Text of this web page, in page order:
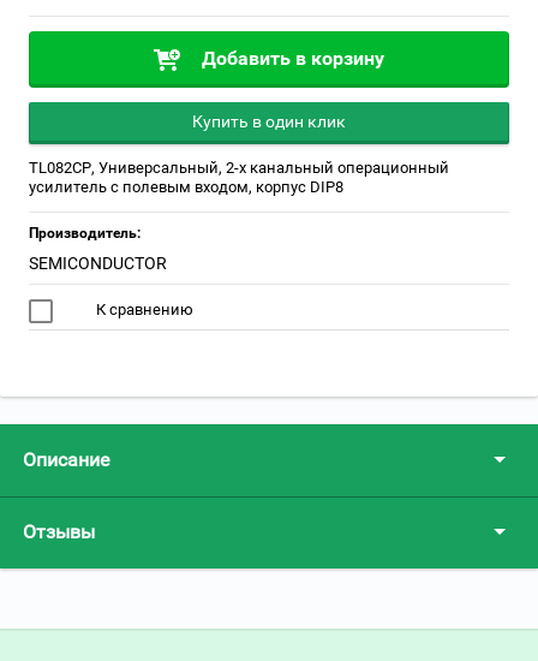
Добавить в корзину
Купить в один клик
TL082CP, Универсальный, 2-х канальный операционный
усилитель с полевым входом, корпус DIP8
Производитель:
SEMICONDUCTOR
К сравнению
Описание
Отзывы